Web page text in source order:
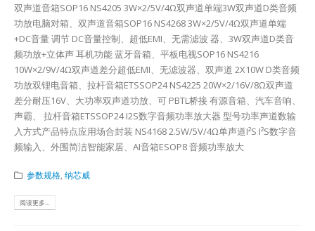
双声道音箱SOP16 NS4205 3W×2/5V/4Ω双声道单端3W双声道D类音频
功放电脑对箱、双声道音箱SOP16 NS4268 3W×2/5V/4Ω双声道单端
+DC音量 调节 DC音量控制、超低EMI、无需滤波 器、3W双声道D类音
频功放+立体声 耳机功能 蓝牙音箱、平板电视SOP16 NS4216
10W×2/9V/4Ω双声道差分超低EMI、无滤波器、双声道 2X10W D类音频
功放双锂电音箱、拉杆音箱ETSSOP24 NS4225 20W×2/16V/8Ω双声道
差分耐压16V、大功率双声道功放、可 PBTL桥接 有源音箱、汽车音响、
声霸、 拉杆音箱ETSSOP24 I2S数字音频功率放大器 型号功率声道数输
入方式产品特点应用场合封装 NS4168 2.5W/5V/4Ω单声道I²S I²S数字音
频输入、外围简洁智能家居、AI音箱ESOP8 音频功率放大
参数规格, 纳芯威
阅读更多...